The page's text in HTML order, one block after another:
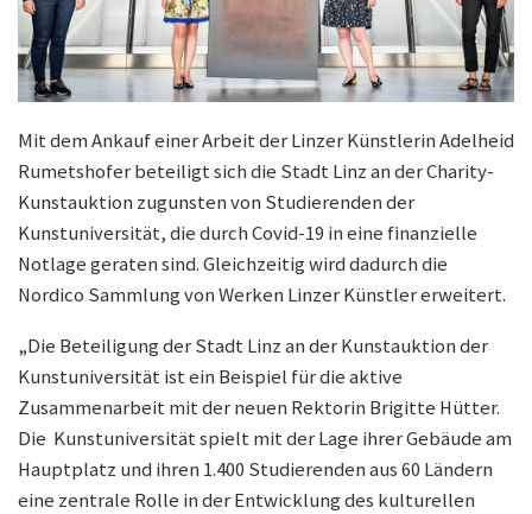
Mit dem Ankauf einer Arbeit der Linzer Künstlerin Adelheid
Rumetshofer beteiligt sich die Stadt Linz an der Charity-
Kunstauktion zugunsten von Studierenden der
Kunstuniversität, die durch Covid-19 in eine finanzielle
Notlage geraten sind. Gleichzeitig wird dadurch die
Nordico Sammlung von Werken Linzer Künstler erweitert.
„Die Beteiligung der Stadt Linz an der Kunstauktion der
Kunstuniversität ist ein Beispiel für die aktive
Zusammenarbeit mit der neuen Rektorin Brigitte Hütter.
Die Kunstuniversität spielt mit der Lage ihrer Gebäude am
Hauptplatz und ihren 1.400 Studierenden aus 60 Ländern
eine zentrale Rolle in der Entwicklung des kulturellen